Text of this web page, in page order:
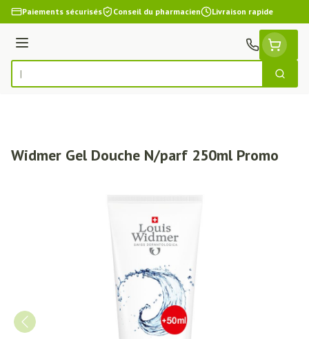
Aller au contenu
Paiements sécurisés Conseil du pharmacien Livraison rapide
Menu
Rechercher
Widmer Gel Douche N/parf 250ml Promo